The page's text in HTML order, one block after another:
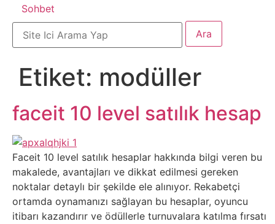
Apk
Arabalar
Bankacılık
İşlemleri
Belgesel
Bilgi
Bilgisayar
Sohbet
Etiket: modüller
faceit 10 level satılık hesap
Faceit 10 level satılık hesaplar hakkında bilgi veren bu
makalede, avantajları ve dikkat edilmesi gereken
noktalar detaylı bir şekilde ele alınıyor. Rekabetçi
ortamda oynamanızı sağlayan bu hesaplar, oyuncu
itibarı kazandırır ve ödüllerle turnuvalara katılma fırsatı